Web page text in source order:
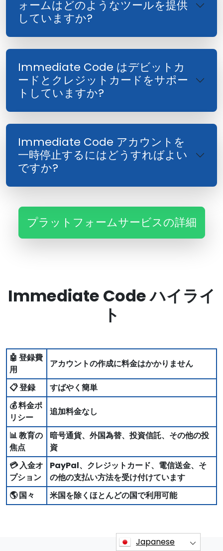
ォームはどのようなツールを提供
していますか?
Immediate Code はデビットカ
ードとクレジットカードをサポー
トしていますか?
Immediate Code アカウントを
一時停止するにはどうすればよい
ですか?
プラットフォームサービスの詳細
Immediate Code ハイライ
ト
🤖 登録費
用
アカウントの作成に料金はかかりません
📋 登録
すばやく簡単
💰 料金ポ
リシー
追加料金なし
📊 教育の
焦点
暗号通貨、外国為替、投資信託、その他の投
資
💳 入金オ
プション
PayPal、クレジットカード、電信送金、そ
の他の支払い方法を受け付けています
🌎 国々
米国を除くほとんどの国で利用可能
Japanese